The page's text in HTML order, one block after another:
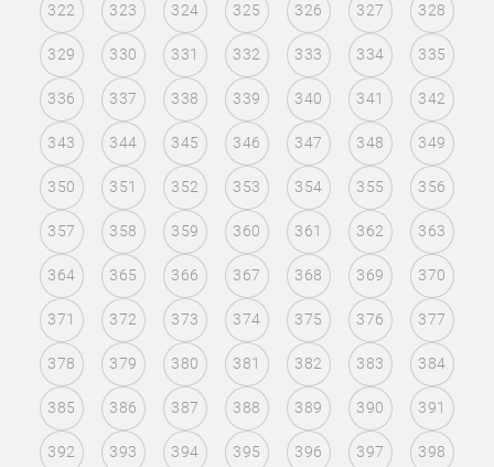
322 323 324 325 326 327 328
329 330 331 332 333 334 335
336 337 338 339 340 341 342
343 344 345 346 347 348 349
350 351 352 353 354 355 356
357 358 359 360 361 362 363
364 365 366 367 368 369 370
371 372 373 374 375 376 377
378 379 380 381 382 383 384
385 386 387 388 389 390 391
392 393 394 395 396 397 398